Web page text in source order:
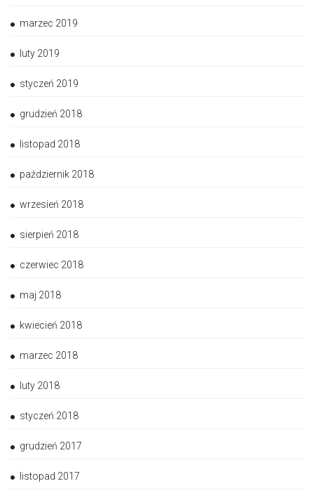
marzec 2019
luty 2019
styczeń 2019
grudzień 2018
listopad 2018
październik 2018
wrzesień 2018
sierpień 2018
czerwiec 2018
maj 2018
kwiecień 2018
marzec 2018
luty 2018
styczeń 2018
grudzień 2017
listopad 2017